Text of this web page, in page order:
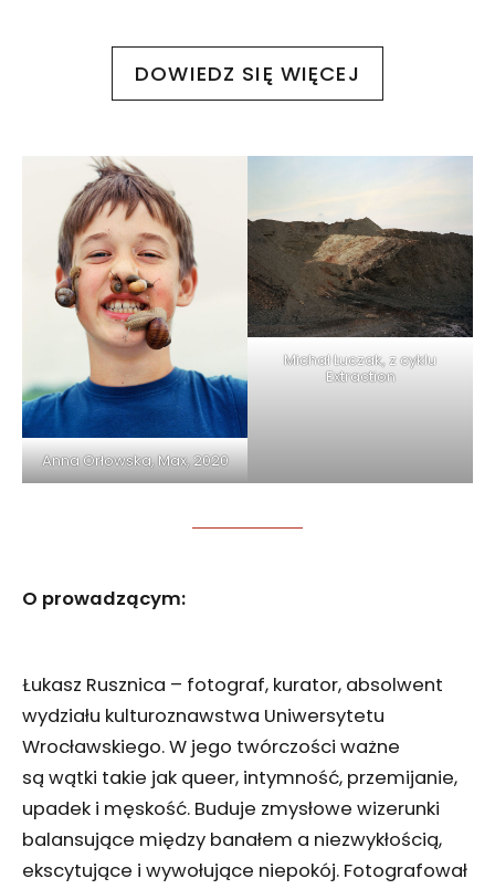
DOWIEDZ SIĘ WIĘCEJ
Anna Orłowska, Max, 2020
Michał Łuczak, z cyklu
Extraction
O prowadzącym:
Łukasz Rusznica – fotograf, kurator, absolwent
wydziału kulturoznawstwa Uniwersytetu
Wrocławskiego. W jego twórczości ważne
są wątki takie jak queer, intymność, przemijanie,
upadek i męskość. Buduje zmysłowe wizerunki
balansujące między banałem a niezwykłością,
ekscytujące i wywołujące niepokój. Fotografował